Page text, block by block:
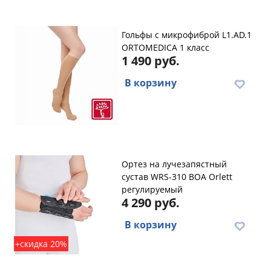
Гольфы с микрофиброй L1.AD.1
ORTOMEDICA 1 класс
1 490 руб.
В корзину
+скидка 20%
Ортез на лучезапястный
сустав WRS-310 BOA Orlett
регулируемый
4 290 руб.
В корзину